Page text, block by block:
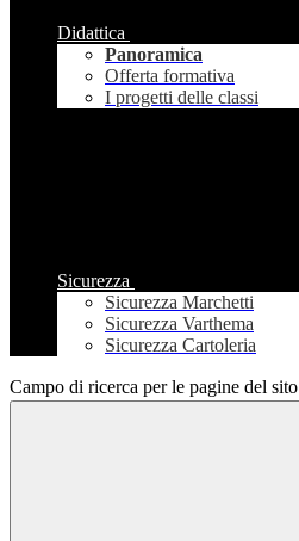
Didattica
Panoramica
Offerta formativa
I progetti delle classi
Sicurezza
Sicurezza Marchetti
Sicurezza Varthema
Sicurezza Cartoleria
Campo di ricerca per le pagine del sito